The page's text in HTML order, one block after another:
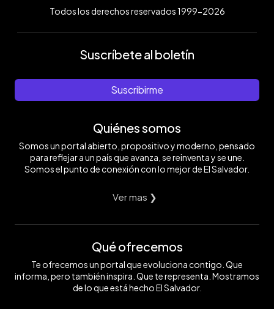
Todos los derechos reservados 1999-2026
Suscríbete al boletín
Suscribirme
Quiénes somos
Somos un portal abierto, propositivo y moderno, pensado
para reflejar a un país que avanza, se reinventa y se une.
Somos el punto de conexión con lo mejor de El Salvador.
Ver mas ❯
Qué ofrecemos
Te ofrecemos un portal que evoluciona contigo. Que
informa, pero también inspira. Que te representa. Mostramos
de lo que está hecho El Salvador.